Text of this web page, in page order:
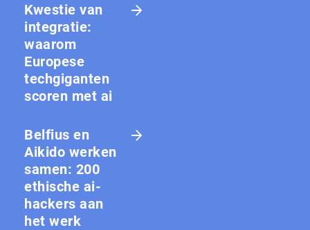
Kwestie van
integratie:
waarom
Europese
techgiganten
scoren met ai
Belfius en
Aikido werken
samen: 200
ethische ai-
hackers aan
het werk